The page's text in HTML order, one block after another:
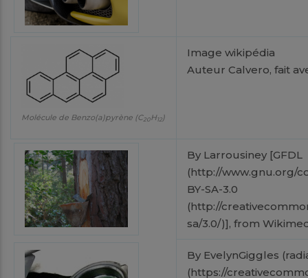
Molécule de Benzo(a)pyrène (C20H12)
Image wikipédia
Auteur Calvero, fait
By Larrousiney [GFDL
(http://www.gnu.org/
BY-SA-3.0
(http://
sa/3.0/)], from
By EvelynGiggles
(https://